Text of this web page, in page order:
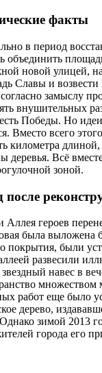
факты
в период
объединить
новой улицей,
Славы и
замыслу
внушительных
Победы. Но
Вместо всего
километра
Всё вместе
зоной.
героев
была выложена
покрытия, были
развесили
навес в
работ еще было
дерево,
зимой 2013
города его